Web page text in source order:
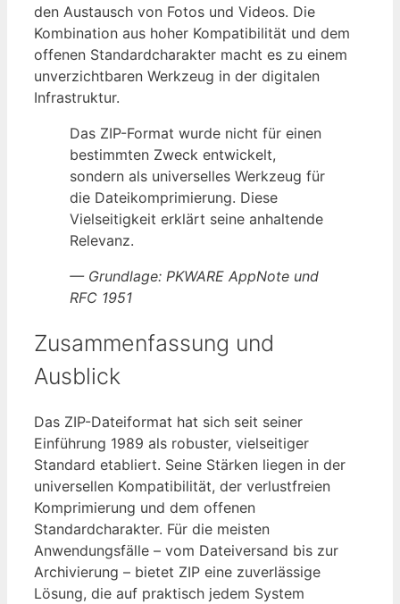
den Austausch von Fotos und Videos. Die
Kombination aus hoher Kompatibilität und dem
offenen Standardcharakter macht es zu einem
unverzichtbaren Werkzeug in der digitalen
Infrastruktur.
Das ZIP-Format wurde nicht für einen
bestimmten Zweck entwickelt,
sondern als universelles Werkzeug für
die Dateikomprimierung. Diese
Vielseitigkeit erklärt seine anhaltende
Relevanz.
— Grundlage: PKWARE AppNote und
RFC 1951
Zusammenfassung und
Ausblick
Das ZIP-Dateiformat hat sich seit seiner
Einführung 1989 als robuster, vielseitiger
Standard etabliert. Seine Stärken liegen in der
universellen Kompatibilität, der verlustfreien
Komprimierung und dem offenen
Standardcharakter. Für die meisten
Anwendungsfälle – vom Dateiversand bis zur
Archivierung – bietet ZIP eine zuverlässige
Lösung, die auf praktisch jedem System